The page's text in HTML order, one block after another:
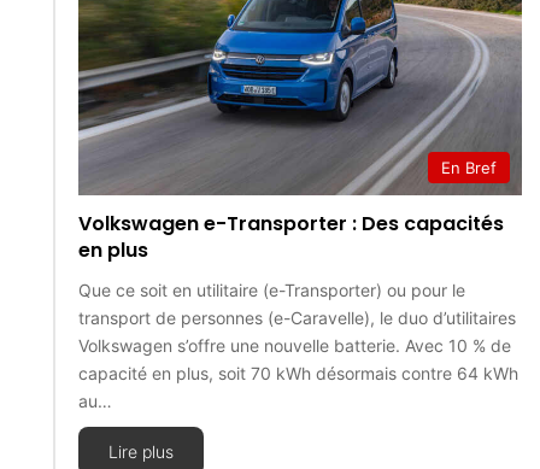
En Bref
Volkswagen e-Transporter : Des capacités
en plus
Que ce soit en utilitaire (e-Transporter) ou pour le
transport de personnes (e-Caravelle), le duo d’utilitaires
Volkswagen s’offre une nouvelle batterie. Avec 10 % de
capacité en plus, soit 70 kWh désormais contre 64 kWh
au…
Lire plus